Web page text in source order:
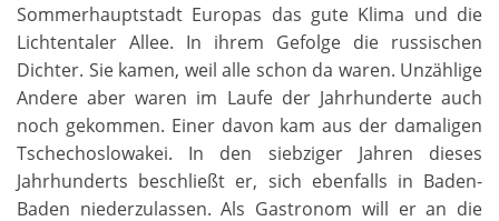
Sommerhauptstadt Europas das gute Klima und die
Lichtentaler Allee. In ihrem Gefolge die russischen
Dichter. Sie kamen, weil alle schon da waren. Unzählige
Andere aber waren im Laufe der Jahrhunderte auch
noch gekommen. Einer davon kam aus der damaligen
Tschechoslowakei. In den siebziger Jahren dieses
Jahrhunderts beschließt er, sich ebenfalls in Baden-
Baden niederzulassen. Als Gastronom will er an die